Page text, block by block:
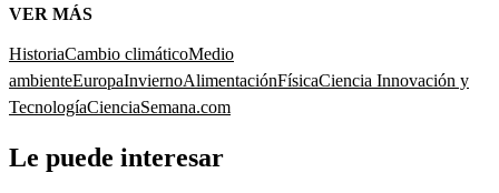
VER MÁS
HistoriaCambio climáticoMedio
ambienteEuropaInviernoAlimentaciónFísicaCiencia Innovación y
TecnologíaCienciaSemana.com
Le puede interesar